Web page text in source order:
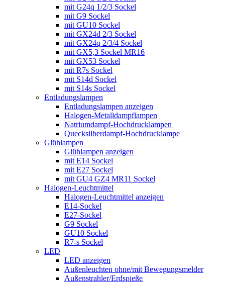
mit G24q 1/2/3 Sockel
mit G9 Sockel
mit GU10 Sockel
mit GX24d 2/3 Sockel
mit GX24q 2/3/4 Sockel
mit GX5,3 Sockel MR16
mit GX53 Sockel
mit R7s Sockel
mit S14d Sockel
mit S14s Sockel
Entladungslampen
Entladungslampen anzeigen
Halogen-Metalldampflampen
Natriumdampf-Hochdrucklampen
Quecksilberdampf-Hochdrucklampe
Glühlampen
Glühlampen anzeigen
mit E14 Sockel
mit E27 Sockel
mit GU4 GZ4 MR11 Sockel
Halogen-Leuchtmittel
Halogen-Leuchtmittel anzeigen
E14-Sockel
E27-Sockel
G9 Sockel
GU10 Sockel
R7-s Sockel
LED
LED anzeigen
Außenleuchten ohne/mit Bewegungsmelder
Außenstrahler/Erdspieße